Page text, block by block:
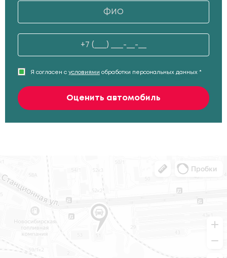
Я согласен с условиями обработки персональных данных *
Оценить автомобиль